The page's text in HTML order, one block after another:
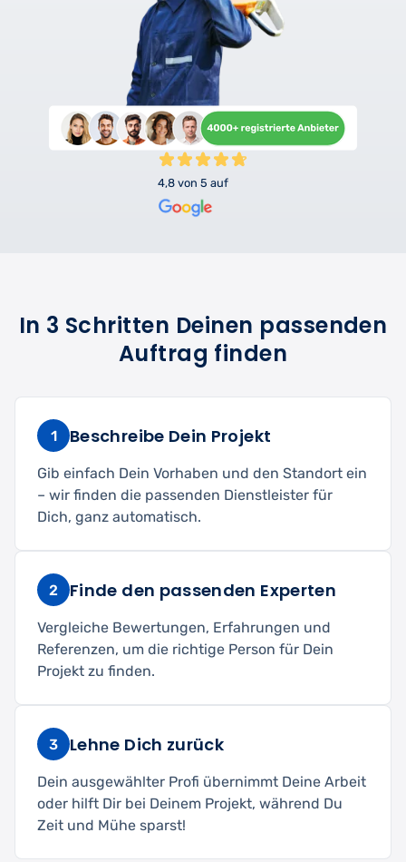
4,8 von 5 auf
In 3 Schritten Deinen passenden
Auftrag finden
1 Beschreibe Dein Projekt
Gib einfach Dein Vorhaben und den Standort ein
– wir finden die passenden Dienstleister für
Dich, ganz automatisch.
2 Finde den passenden Experten
Vergleiche Bewertungen, Erfahrungen und
Referenzen, um die richtige Person für Dein
Projekt zu finden.
3 Lehne Dich zurück
Dein ausgewählter Profi übernimmt Deine Arbeit
oder hilft Dir bei Deinem Projekt, während Du
Zeit und Mühe sparst!